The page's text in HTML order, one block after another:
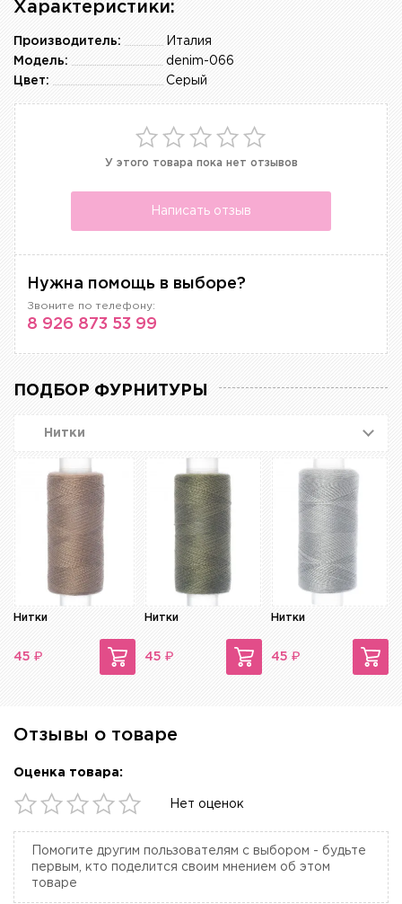
Характеристики:
Италия
Производитель:
denim-066
Модель:
Серый
Цвет:
У этого товара пока нет отзывов
Написать отзыв
Нужна помощь в выборе?
Звоните по телефону:
8 926 873 53 99
ПОДБОР ФУРНИТУРЫ
Нитки
Нитки
45 ₽
Нитки
45 ₽
Нитки
45 ₽
Отзывы о товаре
Оценка товара:
Нет оценок
Помогите другим пользователям с выбором - будьте
первым, кто поделится своим мнением об этом
товаре